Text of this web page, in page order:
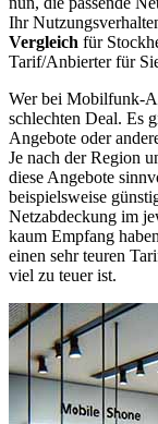
Ihr
Vergleich für
Tarif/Anbierter für
Wer bei Mobilfunk-
schlechten Deal. Es
Angebote oder
Je nach der Region
diese Angebote
beispielsweise
Netzabdeckung im
kaum Empfang
einen sehr teuren
viel zu teuer ist.